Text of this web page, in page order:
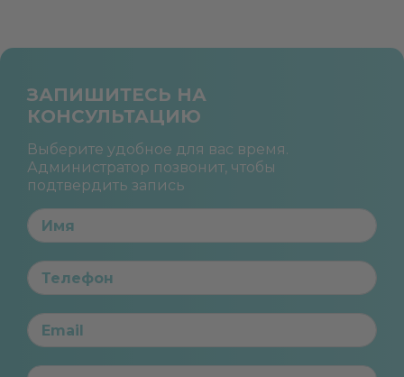
ЗАПИШИТЕСЬ НА
КОНСУЛЬТАЦИЮ
Выберите удобное для вас время.
Администратор позвонит, чтобы
подтвердить запись